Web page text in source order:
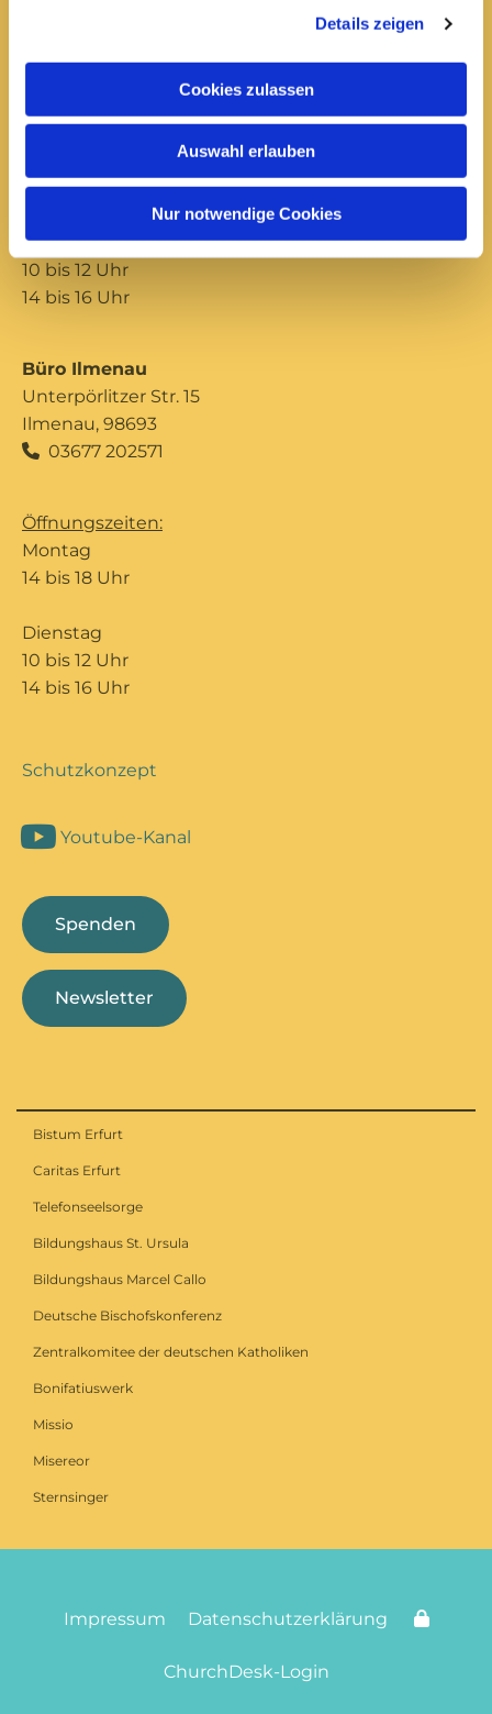
Details zeigen
Cookies zulassen
Auswahl erlauben
Nur notwendige Cookies
Mittwoch
14 bis 16 Uhr
Donnerstag
10 bis 12 Uhr
14 bis 16 Uhr
Büro Ilmenau
Unterpörlitzer Str. 15
Ilmenau, 98693
 03677 202571
Öffnungszeiten:
Montag
14 bis 18 Uhr
Dienstag
10 bis 12 Uhr
14 bis 16 Uhr
Schutzkonzept
Youtube-Kanal
Spenden
Newsletter
Bistum Erfurt
Caritas Erfurt
Telefonseelsorge
Bildungshaus St. Ursula
Bildungshaus Marcel Callo
Deutsche Bischofskonferenz
Zentralkomitee der deutschen Katholiken
Bonifatiuswerk
Missio
Misereor
Sternsinger
Impressum Datenschutzerklärung
ChurchDesk-Login